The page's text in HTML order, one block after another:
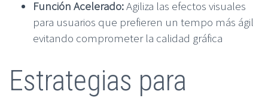
Función Acelerado:Agiliza las efectos visuales
para usuarios que prefieren un tempo más ágil
evitando comprometer la calidad gráfica
Estrategias para